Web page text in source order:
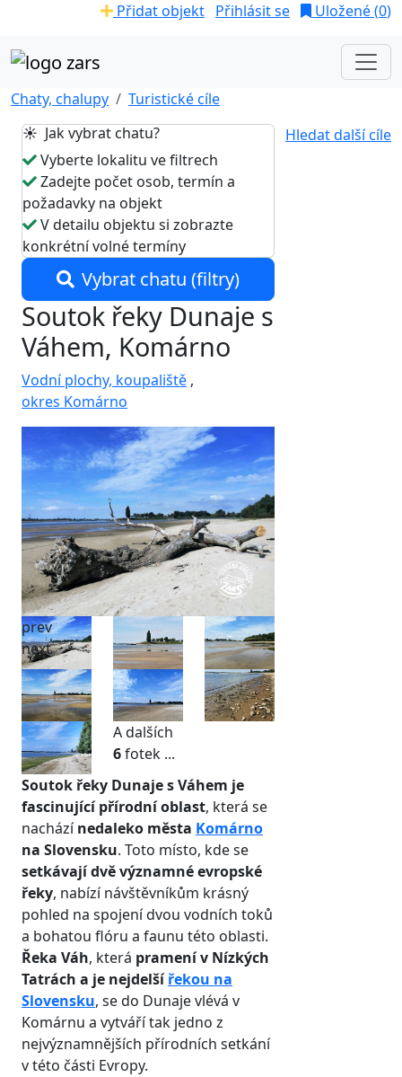
Přidat objekt Přihlásit se Uložené (0)
Chaty, chalupy
Turistické cíle
Hledat další cíle
☀️ Jak vybrat chatu?
Vyberte lokalitu ve filtrech
Zadejte počet osob, termín a
požadavky na objekt
V detailu objektu si zobrazte
konkrétní volné termíny
Vybrat chatu (filtry)
Soutok řeky Dunaje s
Váhem, Komárno
Vodní plochy, koupaliště ,
okres Komárno
prev
next
A dalších
6fotek ...
Soutok řeky Dunaje s Váhem je
fascinující přírodní oblast, která se
nacházínedaleko města Komárno
na Slovensku. Toto místo, kde se
setkávají dvě významné evropské
řeky, nabízí návštěvníkům krásný
pohled na spojení dvou vodních toků
a bohatou flóru a faunu této oblasti.
Řeka Váh, která pramení v Nízkých
Tatrách a je nejdelšířekou na
Slovensku, se do Dunaje vlévá v
Komárnu a vytváří tak jedno z
nejvýznamnějších přírodních setkání
v této části Evropy.